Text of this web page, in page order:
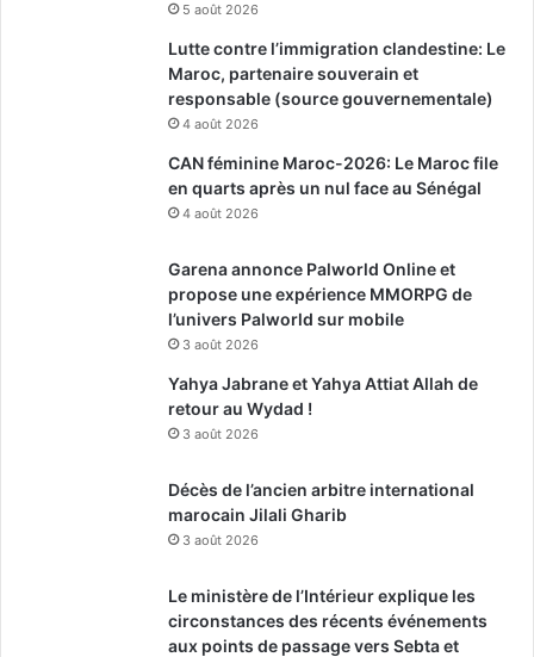
5 août 2026
Lutte contre l’immigration clandestine: Le
Maroc, partenaire souverain et
responsable (source gouvernementale)
4 août 2026
CAN féminine Maroc-2026: Le Maroc file
en quarts après un nul face au Sénégal
4 août 2026
Garena annonce Palworld Online et
propose une expérience MMORPG de
l’univers Palworld sur mobile
3 août 2026
Yahya Jabrane et Yahya Attiat Allah de
retour au Wydad !
3 août 2026
Décès de l’ancien arbitre international
marocain Jilali Gharib
3 août 2026
Le ministère de l’Intérieur explique les
circonstances des récents événements
aux points de passage vers Sebta et